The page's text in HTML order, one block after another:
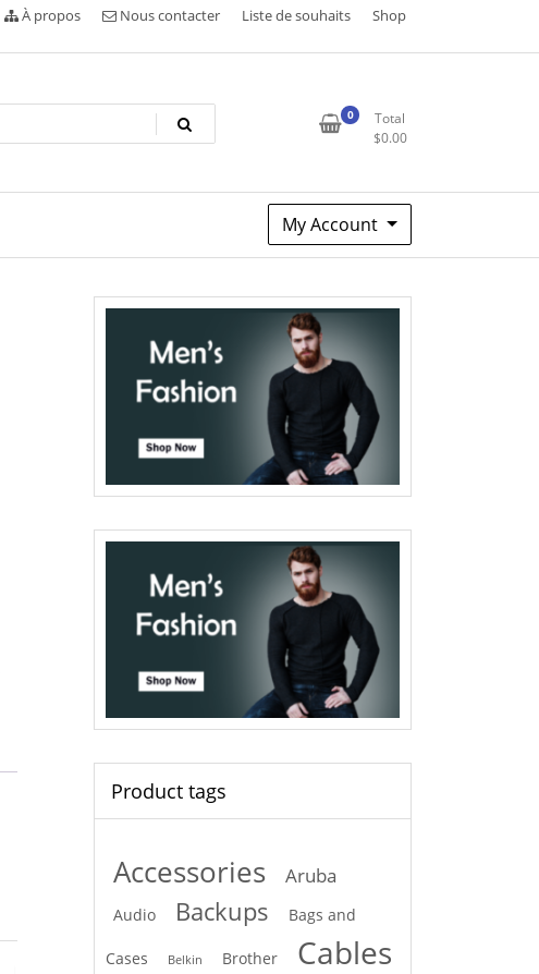
À propos Nous contacter Liste de souhaits Shop
0
Total
$0.00
My Account
Product tags
Accessories Aruba
Audio Backups Bags and
Cases Belkin Brother Cables